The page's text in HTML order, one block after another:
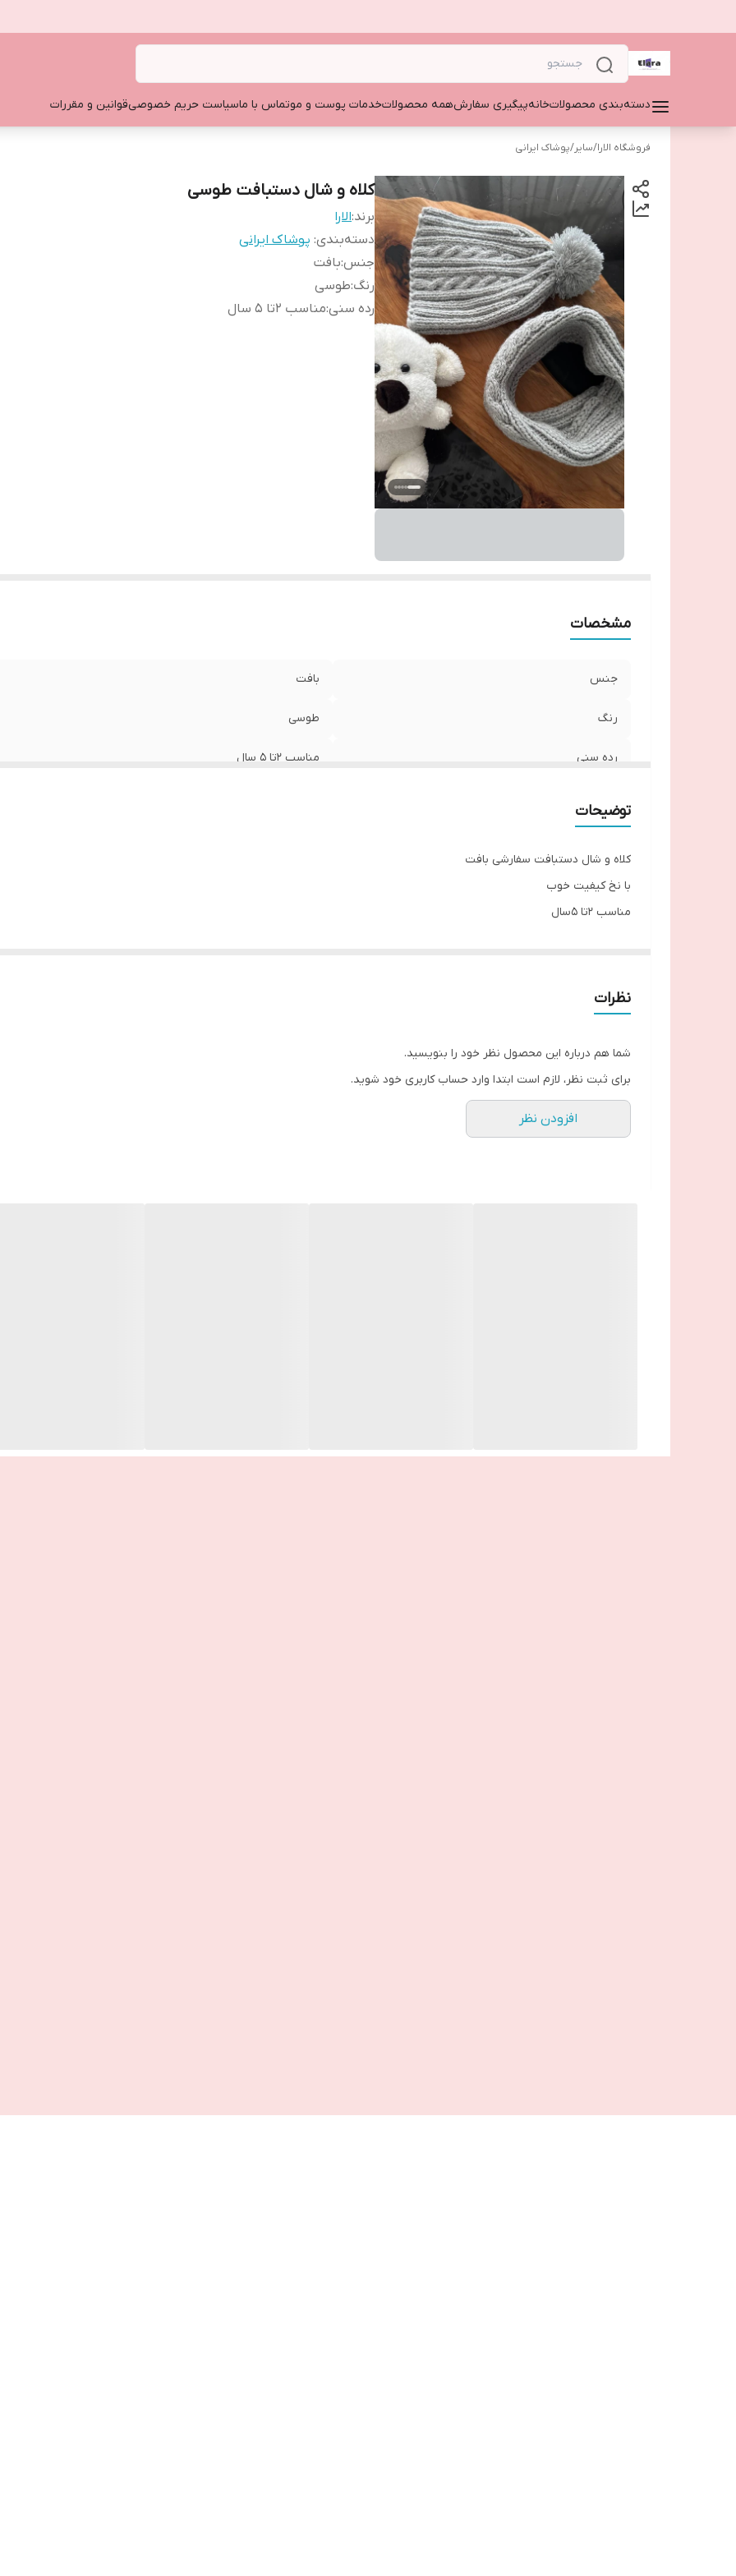
دسته‌بندی محصولاتخانهپیگیری سفارشهمه محصولاتخدمات پوست و موتماس با ماسیاست حریم خصوصیقوانین و مقررات
فروشگاه الارا/سایر/پوشاک ایرانی
کلاه و شال دستبافت طوسی
برند:الارا
دسته‌بندی: پوشاک ایرانی
جنس:بافت
رنگ:طوسی
رده سنی:مناسب ۲تا ۵ سال
مشخصات
جنس بافت
رنگ طوسی
رده سنی مناسب ۲تا ۵ سال
توضیحات
کلاه و شال دستبافت سفارشی بافت
با نخ کیفیت خوب
مناسب ۲تا ۵سال
نظرات
شما هم درباره این محصول نظر خود را بنویسید.
برای ثبت نظر، لازم است ابتدا وارد حساب کاربری خود شوید.
افزودن نظر